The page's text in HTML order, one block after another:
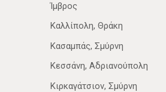
Ίμβρος
Καλλίπολη, Θράκη
Κασαμπάς, Σμύρνη
Κεσσάνη, Αδριανούπολη
Κιρκαγάτσιον, Σμύρνη